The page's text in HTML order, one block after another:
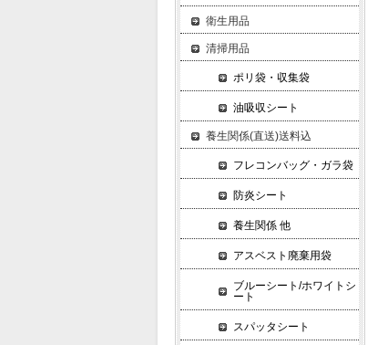
衛生用品
清掃用品
ポリ袋・収集袋
油吸収シート
養生関係(直送)送料込
フレコンバッグ・ガラ袋
防炎シート
養生関係 他
アスベスト廃棄用袋
ブルーシート/ホワイトシ
ート
スパッタシート